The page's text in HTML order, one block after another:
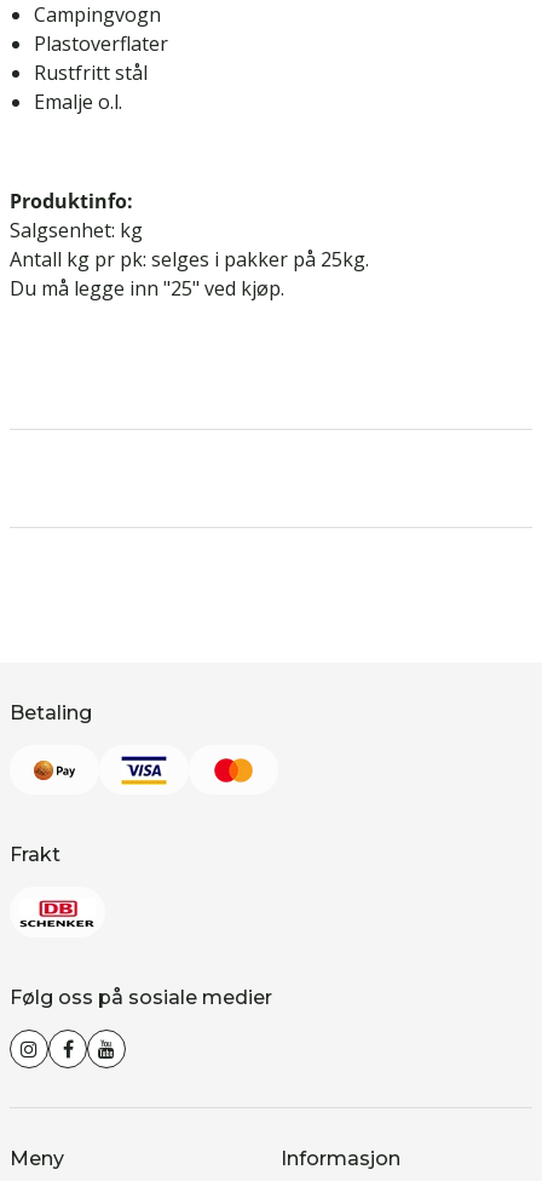
Campingvogn
Plastoverflater
Rustfritt stål
Emalje o.l.
Produktinfo:
Salgsenhet: kg
Antall kg pr pk: selges i pakker på 25kg.
Du må legge inn "25" ved kjøp.
Betaling
Frakt
Følg oss på sosiale medier
Meny Informasjon